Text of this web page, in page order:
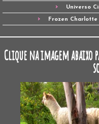
Universo
Frozen Charlotte
Clique na imagem abaixo